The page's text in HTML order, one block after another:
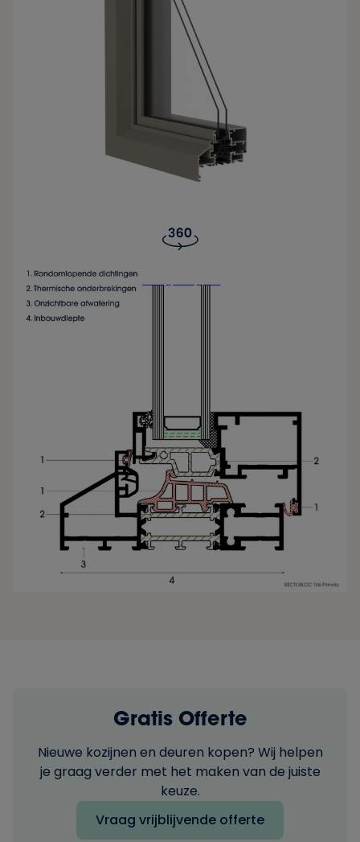
Gratis Offerte
Nieuwe kozijnen en deuren kopen? Wij helpen
je graag verder met het maken van de juiste
keuze.
Vraag vrijblijvende offerte